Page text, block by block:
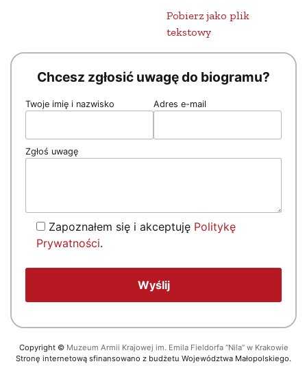
Pobierz jako plik
tekstowy
Chcesz zgłosić uwagę do biogramu?
Twoje imię i nazwisko Adres e-mail
Zgłoś uwagę
Zapoznałem się i akceptuję Politykę
Prywatności.
Copyright © Muzeum Armii Krajowej im. Emila Fieldorfa “Nila” w Krakowie
Stronę internetową sfinansowano z budżetu Województwa Małopolskiego.